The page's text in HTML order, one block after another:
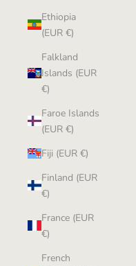
Ethiopia
(EUR €)
Falkland
Islands (EUR
€)
Faroe Islands
(EUR €)
Fiji (EUR €)
Finland (EUR
€)
France (EUR
€)
French